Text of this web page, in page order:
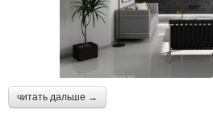
читать дальше →